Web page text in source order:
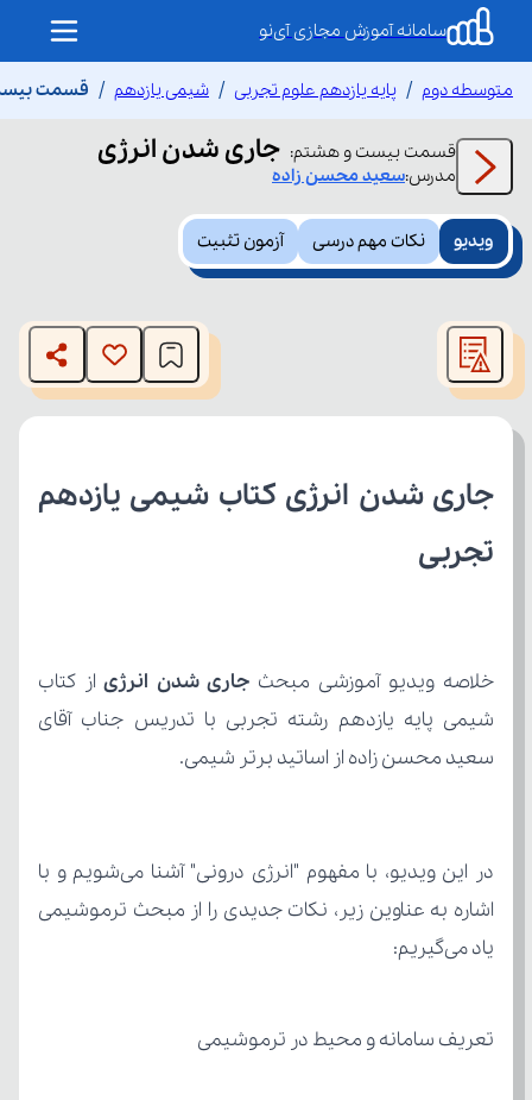
سامانه آموزش مجازی آی‌نو
متوسطه دوم پایه یازدهم علوم تجربی شیمی یازدهم قسمت
قسمت بیست و هشتم: جاری شدن انرژی
مدرس:سعیدمحسن زاده
ویدیو نکات مهم درسی آزمون تثبیت
modal
window.
The media could not be loaded, either because the server
or network failed or because the format is not supported.
تجربی
خلاصه ویدیو آموزشی مبحث جاری شدن انرژی
سعید محسن زاده از اساتید برتر شیمی.
یاد می‌گیریم:
تعریف سامانه و محیط در ترموشیمی